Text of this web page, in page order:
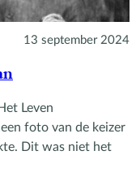
13 september 2024
Leven
foto van de keizer
Dit was niet het